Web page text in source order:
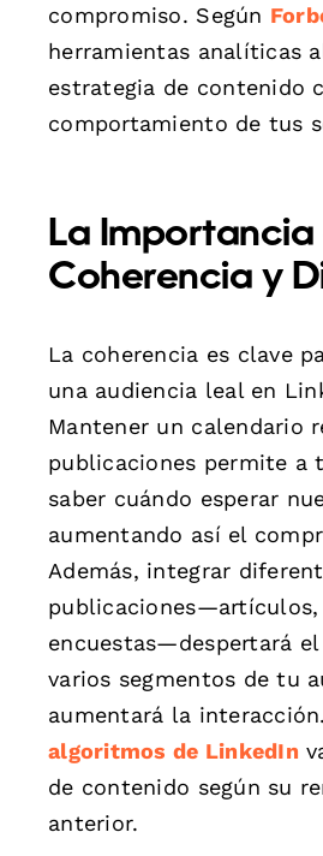
compromiso. Según
herramientas analíticas
estrategia de contenido
comportamiento de tus
La Importancia
Coherencia y
La coherencia es clave
una audiencia leal en
Mantener un calendario
publicaciones permite a
saber cuándo esperar
aumentando así el
Además, integrar
publicaciones—artículos,
encuestas—despertará
varios segmentos de tu
aumentará la
algoritmos de LinkedIn
de contenido según su
anterior.